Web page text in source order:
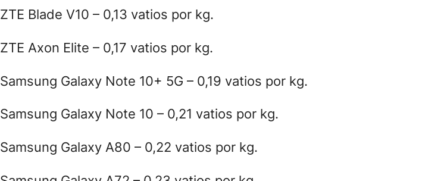
ZTE Blade V10 – 0,13 vatios por kg.
ZTE Axon Elite – 0,17 vatios por kg.
Samsung Galaxy Note 10+ 5G – 0,19 vatios por kg.
Samsung Galaxy Note 10 – 0,21 vatios por kg.
Samsung Galaxy A80 – 0,22 vatios por kg.